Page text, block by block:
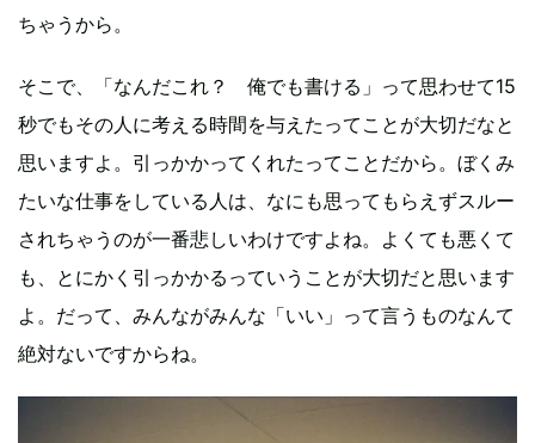
ちゃうから。
そこで、「なんだこれ？ 俺でも書ける」って思わせて15
秒でもその人に考える時間を与えたってことが大切だなと
思いますよ。引っかかってくれたってことだから。ぼくみ
たいな仕事をしている人は、なにも思ってもらえずスルー
されちゃうのが一番悲しいわけですよね。よくても悪くて
も、とにかく引っかかるっていうことが大切だと思います
よ。だって、みんながみんな「いい」って言うものなんて
絶対ないですからね。